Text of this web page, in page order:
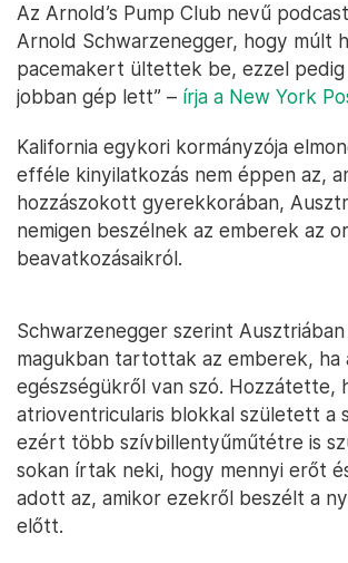
Az Arnold’s Pump Club nevű
Arnold Schwarzenegger, hogy múlt
pacemakert ültettek be, ezzel pedig
jobban gép lett” – írja a New York
Kalifornia egykori kormányzója
efféle kinyilatkozás nem éppen az,
hozzászokott gyerekkorában,
nemigen beszélnek az emberek az
beavatkozásaikról.
Schwarzenegger szerint
magukban tartottak az emberek, ha
egészségükről van szó. Hozzátette,
atrioventricularis blokkal született a
ezért több szívbillentyűműtétre is
sokan írtak neki, hogy mennyi erőt
adott az, amikor ezekről beszélt a
előtt.